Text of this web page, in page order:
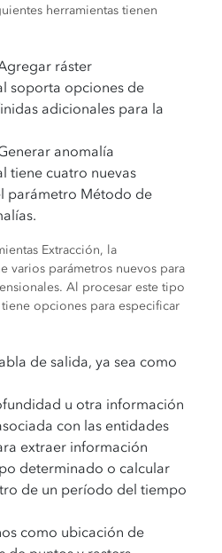
herramientas tienen
ráster
soporta opciones de
adicionales para la
anomalía
tiene cuatro nuevas
parámetro Método de
Extracción, la
varios parámetros nuevos para
Al procesar este tipo
opciones para especificar
de salida, ya sea como
u otra información
con las entidades
extraer información
determinado o calcular
de un período del tiempo
como ubicación de